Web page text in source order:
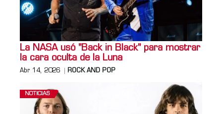
La NASA usó "Back in Black" para mostrar
la cara oculta de la Luna
Abr 14, 2026 ROCK AND POP
NOTICIAS